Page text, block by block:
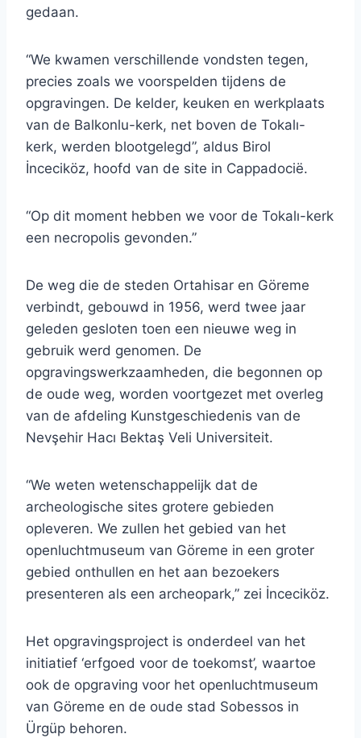
gedaan.
“We kwamen verschillende vondsten tegen,
precies zoals we voorspelden tijdens de
opgravingen. De kelder, keuken en werkplaats
van de Balkonlu-kerk, net boven de Tokalı-
kerk, werden blootgelegd”, aldus Birol
İnceciköz, hoofd van de site in Cappadocië.
“Op dit moment hebben we voor de Tokalı-kerk
een necropolis gevonden.”
De weg die de steden Ortahisar en Göreme
verbindt, gebouwd in 1956, werd twee jaar
geleden gesloten toen een nieuwe weg in
gebruik werd genomen. De
opgravingswerkzaamheden, die begonnen op
de oude weg, worden voortgezet met overleg
van de afdeling Kunstgeschiedenis van de
Nevşehir Hacı Bektaş Veli Universiteit.
“We weten wetenschappelijk dat de
archeologische sites grotere gebieden
opleveren. We zullen het gebied van het
openluchtmuseum van Göreme in een groter
gebied onthullen en het aan bezoekers
presenteren als een archeopark,” zei İnceciköz.
Het opgravingsproject is onderdeel van het
initiatief ‘erfgoed voor de toekomst’, waartoe
ook de opgraving voor het openluchtmuseum
van Göreme en de oude stad Sobessos in
Ürgüp behoren.